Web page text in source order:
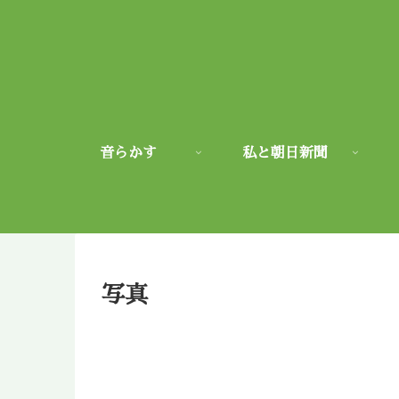
音らかす 私と朝日新聞
写真